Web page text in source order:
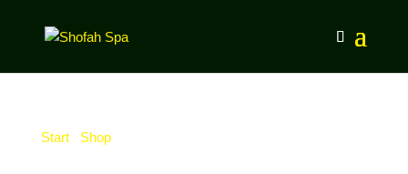
Start/ Shop/ Produkte verschlagwortet mit